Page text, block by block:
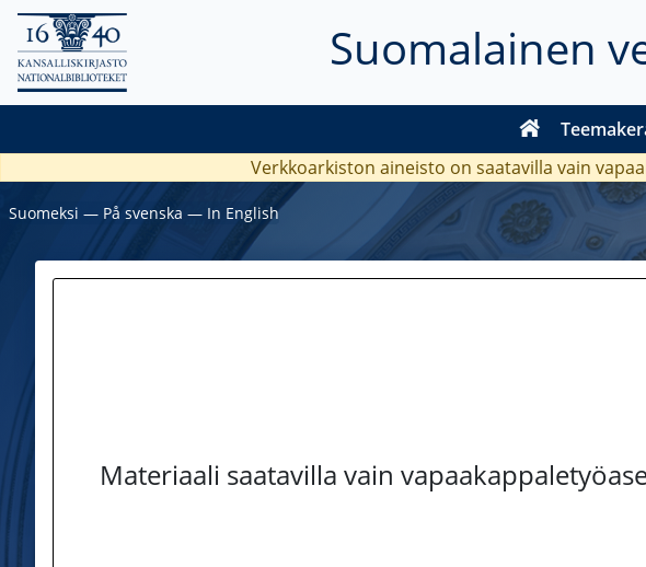
Suomalainen
Verkkoarkiston aineisto on saatavilla vain
Suomeksi ― På svenska ― In English
Materiaali saatavilla vain